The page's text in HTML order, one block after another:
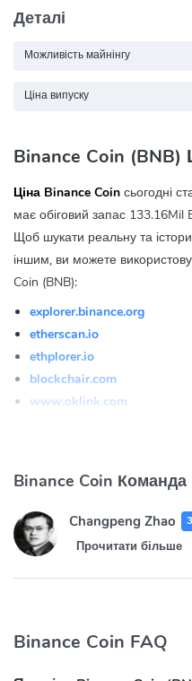
Деталі
Можливість майнінгу
Ціна випуску
Binance Coin (BNB)
Ціна Binance Coin сьогодні
має обіговий запас
Щоб шукати реальну та
іншим, ви можете
Coin (BNB):
explorer.binance.org
etherscan.io
ethplorer.io
blockchair.com
www.oklink.com
Binance Coin (BNB) - це
працювала на блокчейні
Як використовується
Основні переваги
доступ до різних програм
Binance Coin Команда
Changpeng Zhao
Прочитати більше
Binance Coin FAQ